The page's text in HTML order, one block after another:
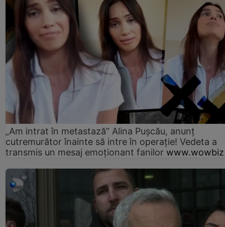
„Am intrat în metastază” Alina Pușcău, anunț
cutremurător înainte să intre în operație! Vedeta a
transmis un mesaj emoționant fanilor